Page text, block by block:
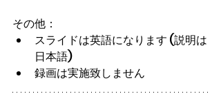
その他：
スライドは英語になります (説明は
日本語)
録画は実施致しません